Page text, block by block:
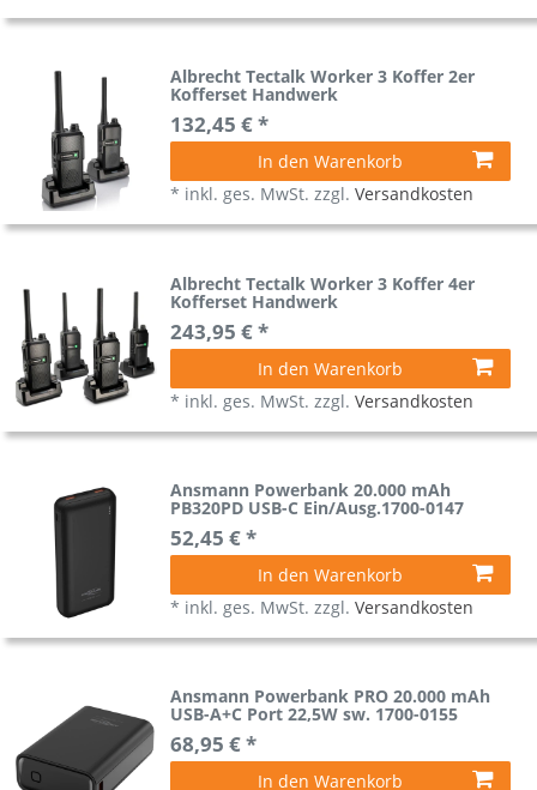
Albrecht Tectalk Worker 3 Koffer 2er
Kofferset Handwerk
132,45 € *
In den Warenkorb
* inkl. ges. MwSt. zzgl.Versandkosten
Albrecht Tectalk Worker 3 Koffer 4er
Kofferset Handwerk
243,95 € *
In den Warenkorb
* inkl. ges. MwSt. zzgl.Versandkosten
Ansmann Powerbank 20.000 mAh
PB320PD USB-C Ein/Ausg.1700-0147
52,45 € *
In den Warenkorb
* inkl. ges. MwSt. zzgl.Versandkosten
Ansmann Powerbank PRO 20.000 mAh
USB-A+C Port 22,5W sw. 1700-0155
68,95 € *
In den Warenkorb